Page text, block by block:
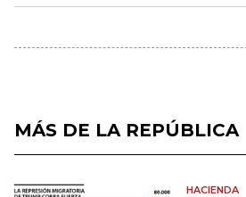
MÁS DE LA REPÚBLICA
HACIENDA